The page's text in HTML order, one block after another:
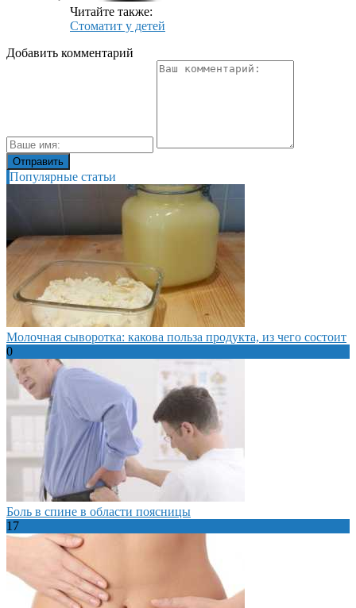
Читайте также:
Стоматит у детей
Добавить комментарий
Популярные статьи
Молочная сыворотка: какова польза продукта, из чего состоит
0
Боль в спине в области поясницы
17